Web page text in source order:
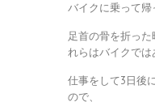
バイクに乗って帰
足首の骨を折っ
れらはバイクでは
仕事をして3日後
ので、